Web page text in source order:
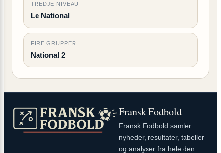
TREDJE NIVEAU
Le National
FIRE GRUPPER
National 2
Fransk Fodbold
Fransk Fodbold samler
nyheder, resultater, tabeller
og analyser fra hele den